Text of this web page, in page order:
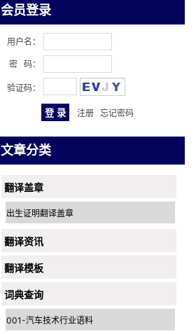
会员登录
用户名：
密 码：
验证码：
注册 忘记密码
文章分类
翻译盖章
出生证明翻译盖章
翻译资讯
翻译模板
词典查询
001-汽车技术行业语料